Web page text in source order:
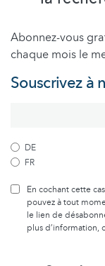
Abonnez-vous
chaque mois le
Souscrivez à
DE
FR
En cochant cette
pouvez à tout
le lien de
plus d’information,